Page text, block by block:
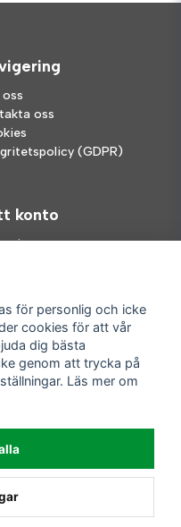
oss
(GDPR)
konto
in
lösenord?
enkelt
för personlig och icke
cookies för att vår
dig bästa
genom att trycka på
Läs mer om